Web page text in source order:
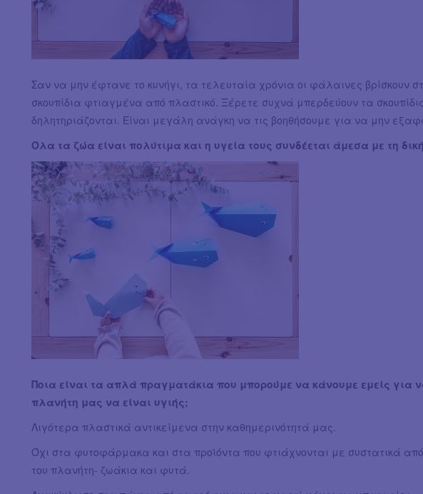
Σαν να μην έφτανε το κυνήγι, τα τελευταία χρόνια οι φάλαινες
σκουπίδια φτιαγμένα από πλαστικό. Ξέρετε συχνά μπερδεύουν τα
δηλητηριάζονται. Είναι μεγάλη ανάγκη να τις βοηθήσουμε για να μην
Όλα τα ζώα είναι πολύτιμα και η υγεία τους συνδέεται άμεσα με τη
Ποια είναι τα απλά πραγματάκια που μπορούμε να κάνουμε εμείς για
πλανήτη μας να είναι υγιής;
Λιγότερα πλαστικά αντικείμενα στην καθημερινότητά μας.
Όχι στα φυτοφάρμακα και στα προϊόντα που φτιάχνονται με συστατικά
του πλανήτη- ζωάκια και φυτά.